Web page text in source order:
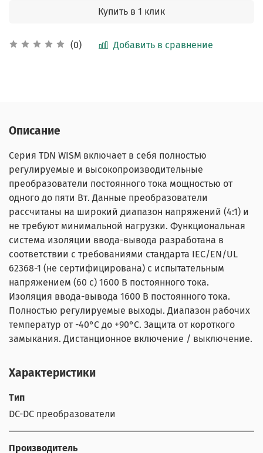
(0) Добавить в сравнение
Купить в 1 клик
Описание
Серия TDN WISM включает в себя полностью
регулируемые и высокопроизводительные
преобразователи постоянного тока мощностью от
одного до пяти Вт. Данные преобразователи
рассчитаны на широкий диапазон напряжений (4:1) и
не требуют минимальной нагрузки. Функциональная
система изоляции ввода-вывода разработана в
соответствии с требованиями стандарта IEC/EN/UL
62368-1 (не сертифицирована) с испытательным
напряжением (60 с) 1600 В постоянного тока.
Изоляция ввода-вывода 1600 В постоянного тока.
Полностью регулируемые выходы. Диапазон рабочих
температур от -40°C до +90°C. Защита от короткого
замыкания. Дистанционное включение / выключение.
Характеристики
Тип
DC-DC преобразователи
Производитель